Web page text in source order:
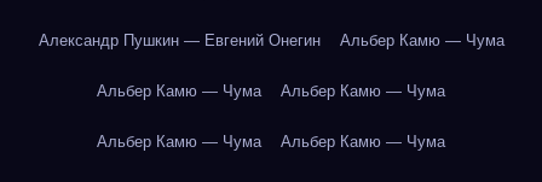
Александр Пушкин — Евгений Онегин Альбер Камю — Чума
Альбер Камю — Чума Альбер Камю — Чума
Альбер Камю — Чума Альбер Камю — Чума